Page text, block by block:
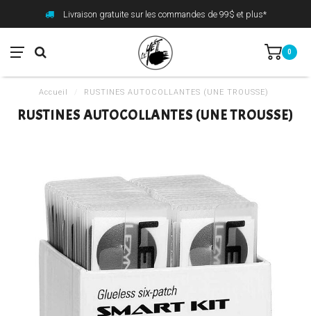
Livraison gratuite sur les commandes de 99$ et plus*
0
Accueil RUSTINES AUTOCOLLANTES (UNE TROUSSE)
RUSTINES AUTOCOLLANTES (UNE TROUSSE)